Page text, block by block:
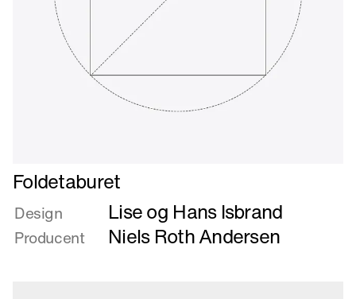
Læs
mere
om
Foldetaburet
Foldetaburet
Design Lise og Hans Isbrand
Producent Niels Roth Andersen